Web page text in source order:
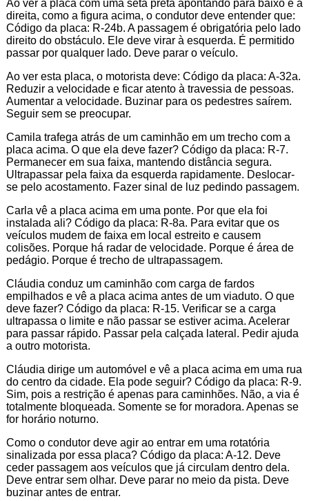
Ao ver a placa com uma seta preta apontando para baixo e à
direita, como a figura acima, o condutor deve entender que:
Código da placa: R-24b. A passagem é obrigatória pelo lado
direito do obstáculo. Ele deve virar à esquerda. É permitido
passar por qualquer lado. Deve parar o veículo.
Ao ver esta placa, o motorista deve: Código da placa: A-32a.
Reduzir a velocidade e ficar atento à travessia de pessoas.
Aumentar a velocidade. Buzinar para os pedestres saírem.
Seguir sem se preocupar.
Camila trafega atrás de um caminhão em um trecho com a
placa acima. O que ela deve fazer? Código da placa: R-7.
Permanecer em sua faixa, mantendo distância segura.
Ultrapassar pela faixa da esquerda rapidamente. Deslocar-
se pelo acostamento. Fazer sinal de luz pedindo passagem.
Carla vê a placa acima em uma ponte. Por que ela foi
instalada ali? Código da placa: R-8a. Para evitar que os
veículos mudem de faixa em local estreito e causem
colisões. Porque há radar de velocidade. Porque é área de
pedágio. Porque é trecho de ultrapassagem.
Cláudia conduz um caminhão com carga de fardos
empilhados e vê a placa acima antes de um viaduto. O que
deve fazer? Código da placa: R-15. Verificar se a carga
ultrapassa o limite e não passar se estiver acima. Acelerar
para passar rápido. Passar pela calçada lateral. Pedir ajuda
a outro motorista.
Cláudia dirige um automóvel e vê a placa acima em uma rua
do centro da cidade. Ela pode seguir? Código da placa: R-9.
Sim, pois a restrição é apenas para caminhões. Não, a via é
totalmente bloqueada. Somente se for moradora. Apenas se
for horário noturno.
Como o condutor deve agir ao entrar em uma rotatória
sinalizada por essa placa? Código da placa: A-12. Deve
ceder passagem aos veículos que já circulam dentro dela.
Deve entrar sem olhar. Deve parar no meio da pista. Deve
buzinar antes de entrar.